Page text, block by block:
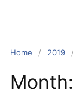
Home 2019
Month: